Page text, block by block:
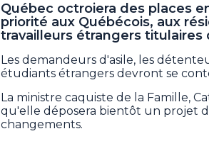
Québec octroiera des places
priorité aux Québécois, aux
travailleurs étrangers
Les demandeurs d'asile, les
étudiants étrangers devront se
La ministre caquiste de la Famille,
qu'elle déposera bientôt un projet
changements.